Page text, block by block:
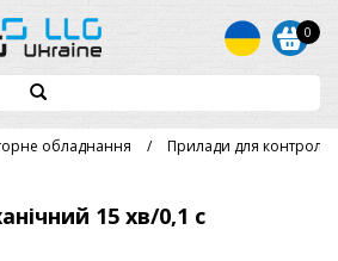
0
обладнання Прилади для
15 хв/0,1 с